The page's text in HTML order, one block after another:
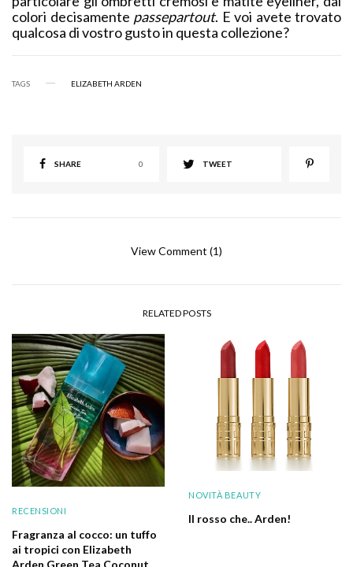
colori decisamente passepartout. E voi avete trovato
qualcosa di vostro gusto in questa collezione?
TAGS ELIZABETH ARDEN
SHARE 0 TWEET
View Comment (1)
RELATED POSTS
RECENSIONI
Fragranza al cocco: un tuffo
ai tropici con Elizabeth
Arden Green Tea Coconut
NOVITÀ BEAUTY
Il rosso che.. Arden!